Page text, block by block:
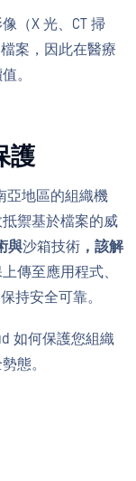
（X 光、CT 掃
案，因此在醫療
。
護
亞地區的組織機
禦基於檔案的威
與沙箱技術 ，該解
傳至應用程式、
持安全可靠。
如何保護您組織
態。